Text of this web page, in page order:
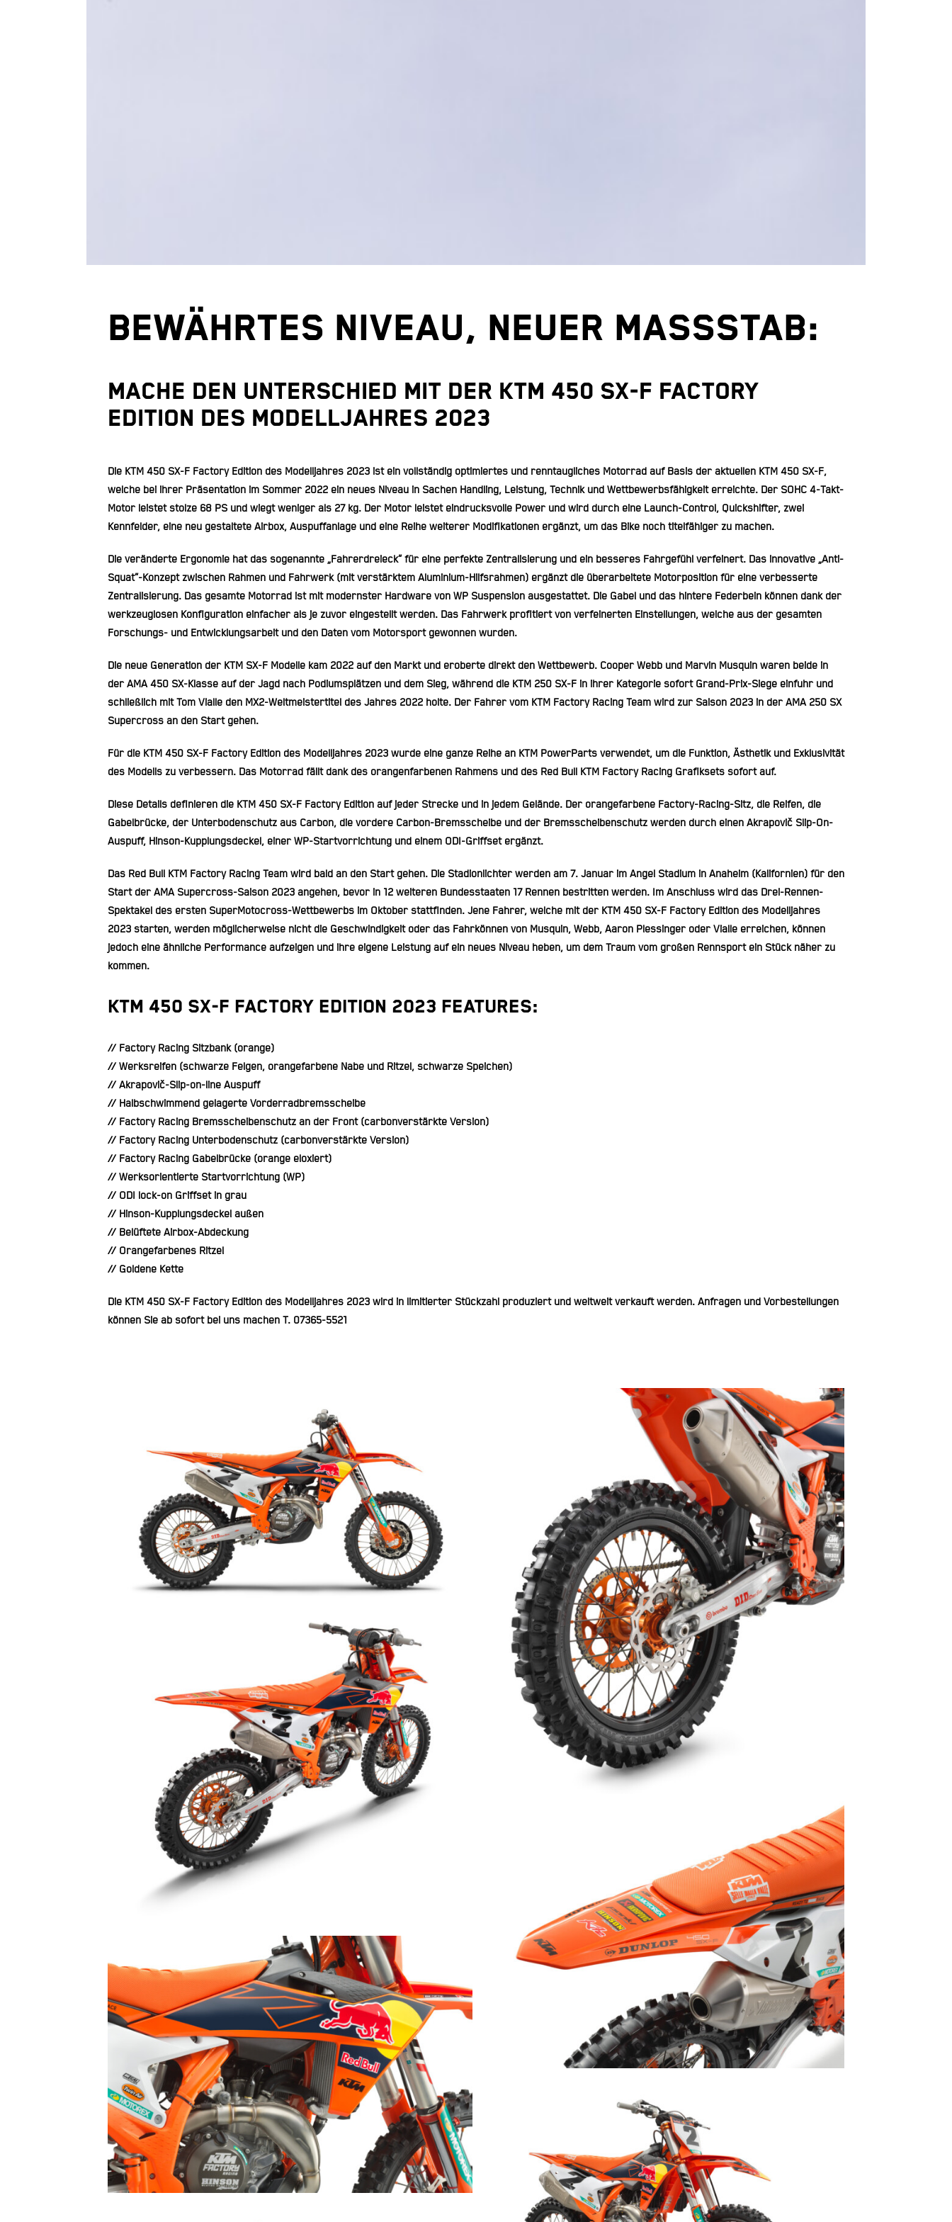
BEWÄHRTES NIVEAU, NEUER MASSSTAB:
MACHE DEN UNTERSCHIED MIT DER KTM 450 SX-F FACTORY
EDITION DES MODELLJAHRES 2023
Die KTM 450 SX-F Factory Edition des Modelljahres 2023 ist ein vollständig optimiertes und renntaugliches Motorrad auf Basis der aktuellen KTM 450 SX-F,
welche bei ihrer Präsentation im Sommer 2022 ein neues Niveau in Sachen Handling, Leistung, Technik und Wettbewerbsfähigkeit erreichte. Der SOHC 4-Takt-
Motor leistet stolze 68 PS und wiegt weniger als 27 kg. Der Motor leistet eindrucksvolle Power und wird durch eine Launch-Control, Quickshifter, zwei
Kennfelder, eine neu gestaltete Airbox, Auspuffanlage und eine Reihe weiterer Modifikationen ergänzt, um das Bike noch titelfähiger zu machen.
Die veränderte Ergonomie hat das sogenannte „Fahrerdreieck“ für eine perfekte Zentralisierung und ein besseres Fahrgefühl verfeinert. Das innovative „Anti-
Squat“-Konzeptzwischen Rahmen und Fahrwerk (mit verstärktem Aluminium-Hilfsrahmen) ergänzt die überarbeitete Motorposition für eine verbesserte
Zentralisierung. Das gesamte Motorrad ist mit modernster Hardware von WP Suspension ausgestattet. Die Gabel und das hintere Federbein können dank der
werkzeuglosen Konfiguration einfacher als je zuvor eingestellt werden. Das Fahrwerk profitiert von verfeinerten Einstellungen, welche aus der gesamten
Forschungs- und Entwicklungsarbeit und den Daten vom Motorsport gewonnen wurden.
Die neue Generation der KTM SX-F Modelle kam 2022 auf den Markt und eroberte direkt den Wettbewerb. Cooper Webb und Marvin Musquin waren beide in
der AMA 450 SX-Klasse auf der Jagd nach Podiumsplätzen und dem Sieg, während die KTM 250 SX-F in ihrer Kategorie sofort Grand-Prix-Siege einfuhr und
schließlich mit Tom Vialle den MX2-Weltmeistertitel des Jahres 2022 holte. Der Fahrer vom KTM Factory Racing Team wird zur Saison 2023 in der AMA 250 SX
Supercross an den Start gehen.
Für die KTM 450 SX-F Factory Edition des Modelljahres 2023 wurde eine ganze Reihe an KTM PowerParts verwendet, um die Funktion, Ästhetik und Exklusivität
des Modells zu verbessern. Das Motorrad fällt dank des orangenfarbenen Rahmens und des Red Bull KTM Factory Racing Grafiksets sofort auf.
Diese Details definieren die KTM 450 SX-F Factory Edition auf jeder Strecke und in jedem Gelände. Der orangefarbene Factory-Racing-Sitz, die Reifen, die
Gabelbrücke, der Unterbodenschutz aus Carbon, die vordere Carbon-Bremsscheibe und der Bremsscheibenschutz werden durch einen Akrapovič Slip-On-
Auspuff, Hinson-Kupplungsdeckel, einer WP-Startvorrichtung und einem ODI-Griffset ergänzt.
Das Red Bull KTM Factory Racing Team wird bald an den Start gehen. Die Stadionlichter werden am 7. Januar im Angel Stadium in Anaheim (Kalifornien) für den
Start der AMA Supercross-Saison 2023 angehen, bevor in 12 weiteren Bundesstaaten 17 Rennen bestritten werden. Im Anschluss wird das Drei-Rennen-
Spektakel des ersten SuperMotocross-Wettbewerbs im Oktober stattfinden. Jene Fahrer, welche mit der KTM 450 SX-F Factory Edition des Modelljahres
2023 starten, werden möglicherweise nicht die Geschwindigkeit oder das Fahrkönnen von Musquin, Webb, Aaron Plessinger oder Vialle erreichen, können
jedoch eine ähnliche Performance aufzeigen und ihre eigene Leistung auf ein neues Niveau heben, um dem Traum vom großen Rennsport ein Stück näher zu
kommen.
KTM 450 SX-F FACTORY EDITION 2023 FEATURES:
// Factory Racing Sitzbank (orange)
// Werksreifen (schwarze Felgen, orangefarbene Nabe und Ritzel, schwarze Speichen)
// Akrapovič-Slip-on-line Auspuff
// Halbschwimmend gelagerte Vorderradbremsscheibe
// Factory Racing Bremsscheibenschutz an der Front (carbonverstärkte Version)
// Factory Racing Unterbodenschutz (carbonverstärkte Version)
// Factory Racing Gabelbrücke (orange eloxiert)
// Werksorientierte Startvorrichtung (WP)
// ODI lock-on Griffset in grau
// Hinson-Kupplungsdeckel außen
// Belüftete Airbox-Abdeckung
// Orangefarbenes Ritzel
// Goldene Kette
Die KTM 450 SX-F Factory Edition des Modelljahres 2023 wird in limitierter Stückzahl produziert und weltweit verkauft werden. Anfragen und Vorbestellungen
können Sie ab sofort bei uns machen T. 07365-5521